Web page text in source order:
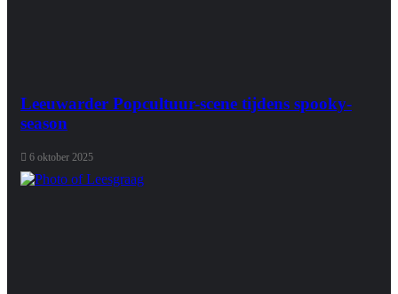
Leeuwarder Popcultuur-scene tijdens spooky-
season
6 oktober 2025